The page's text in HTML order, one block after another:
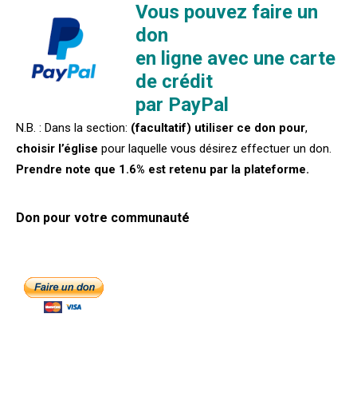
Vous pouvez faire un
don
en ligne avec une carte
de crédit
par PayPal
N.B. : Dans la section: (facultatif) utiliser ce don pour,
choisir l’église pour laquelle vous désirez effectuer un don.
Prendre note que 1.6% est retenu par la plateforme.
Don pour votre communauté